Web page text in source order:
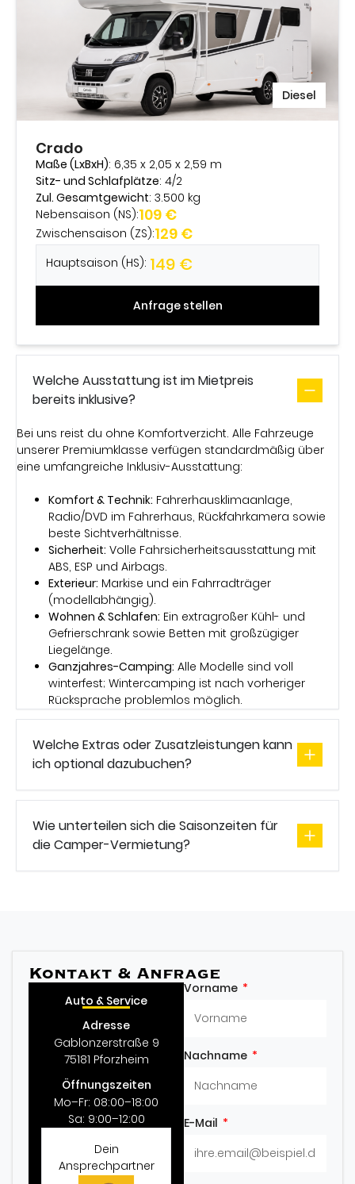
Diesel
Crado
Maße (LxBxH): 6,35 x 2,05 x 2,59 m
Sitz- und Schlafplätze: 4/2
Zul. Gesamtgewicht: 3.500 kg
Nebensaison (NS):109 €
Zwischensaison (ZS):129 €
Hauptsaison (HS): 149 €
Anfrage stellen
Welche Ausstattung ist im Mietpreis
bereits inklusive?
Bei uns reist du ohne Komfortverzicht. Alle Fahrzeuge
unserer Premiumklasse verfügen standardmäßig über
eine umfangreiche Inklusiv-Ausstattung:
Komfort & Technik: Fahrerhausklimaanlage,
Radio/DVD im Fahrerhaus, Rückfahrkamera sowie
beste Sichtverhältnisse.
Sicherheit: Volle Fahrsicherheitsausstattung mit
ABS, ESP und Airbags.
Exterieur: Markise und ein Fahrradträger
(modellabhängig).
Wohnen & Schlafen: Ein extragroßer Kühl- und
Gefrierschrank sowie Betten mit großzügiger
Liegelänge.
Ganzjahres-Camping: Alle Modelle sind voll
winterfest; Wintercamping ist nach vorheriger
Rücksprache problemlos möglich.
Welche Extras oder Zusatzleistungen kann
ich optional dazubuchen?
Wie unterteilen sich die Saisonzeiten für
die Camper-Vermietung?
Kontakt & Anfrage
Auto & Service
Adresse
Gablonzerstraße 9
75181 Pforzheim
Öffnungszeiten
Mo–Fr: 08:00–18:00
Sa: 9:00–12:00
Dein
Ansprechpartner
Vorname
Nachname
E-Mail